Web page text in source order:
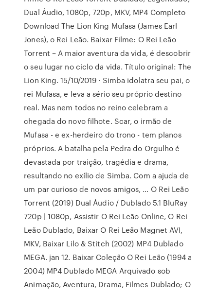
Dual Áudio, 1080p, 720p, MKV, MP4 Completo
Download The Lion King Mufasa (James Earl
Jones), o Rei Leão. Baixar Filme: O Rei Leão
Torrent – A maior aventura da vida, é descobrir
o seu lugar no ciclo da vida. Título original: The
Lion King. 15/10/2019 · Simba idolatra seu pai, o
rei Mufasa, e leva a sério seu próprio destino
real. Mas nem todos no reino celebram a
chegada do novo filhote. Scar, o irmão de
Mufasa - e ex-herdeiro do trono - tem planos
próprios. A batalha pela Pedra do Orgulho é
devastada por traição, tragédia e drama,
resultando no exílio de Simba. Com a ajuda de
um par curioso de novos amigos, … O Rei Leão
Torrent (2019) Dual Áudio / Dublado 5.1 BluRay
720p | 1080p, Assistir O Rei Leão Online, O Rei
Leão Dublado, Baixar O Rei Leão Magnet AVI,
MKV, Baixar Lilo & Stitch (2002) MP4 Dublado
MEGA. jan 12. Baixar Coleção O Rei Leão (1994 a
2004) MP4 Dublado MEGA Arquivado sob
Animação, Aventura, Drama, Filmes Dublado; O